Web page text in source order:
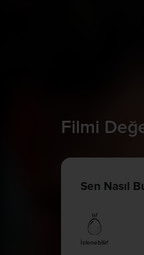
Filmi
Sen Nasıl
İzlenebilir!